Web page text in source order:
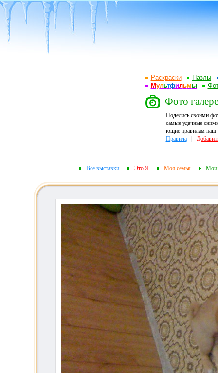
Раскраски
Пазлы
Мультфильмы
Фото
Поделись своими
самые удачные
ющие правилам наш
Правила|
Все выставки Это Я Моя семья Мои